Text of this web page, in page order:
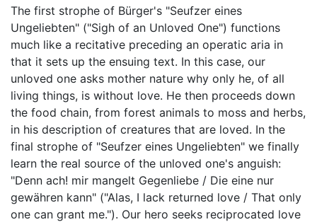
The first strophe of Bürger's "Seufzer eines
Ungeliebten" ("Sigh of an Unloved One") functions
much like a recitative preceding an operatic aria in
that it sets up the ensuing text. In this case, our
unloved one asks mother nature why only he, of all
living things, is without love. He then proceeds down
the food chain, from forest animals to moss and herbs,
in his description of creatures that are loved. In the
final strophe of "Seufzer eines Ungeliebten" we finally
learn the real source of the unloved one's anguish:
"Denn ach! mir mangelt Gegenliebe / Die eine nur
gewähren kann" ("Alas, I lack returned love / That only
one can grant me."). Our hero seeks reciprocated love